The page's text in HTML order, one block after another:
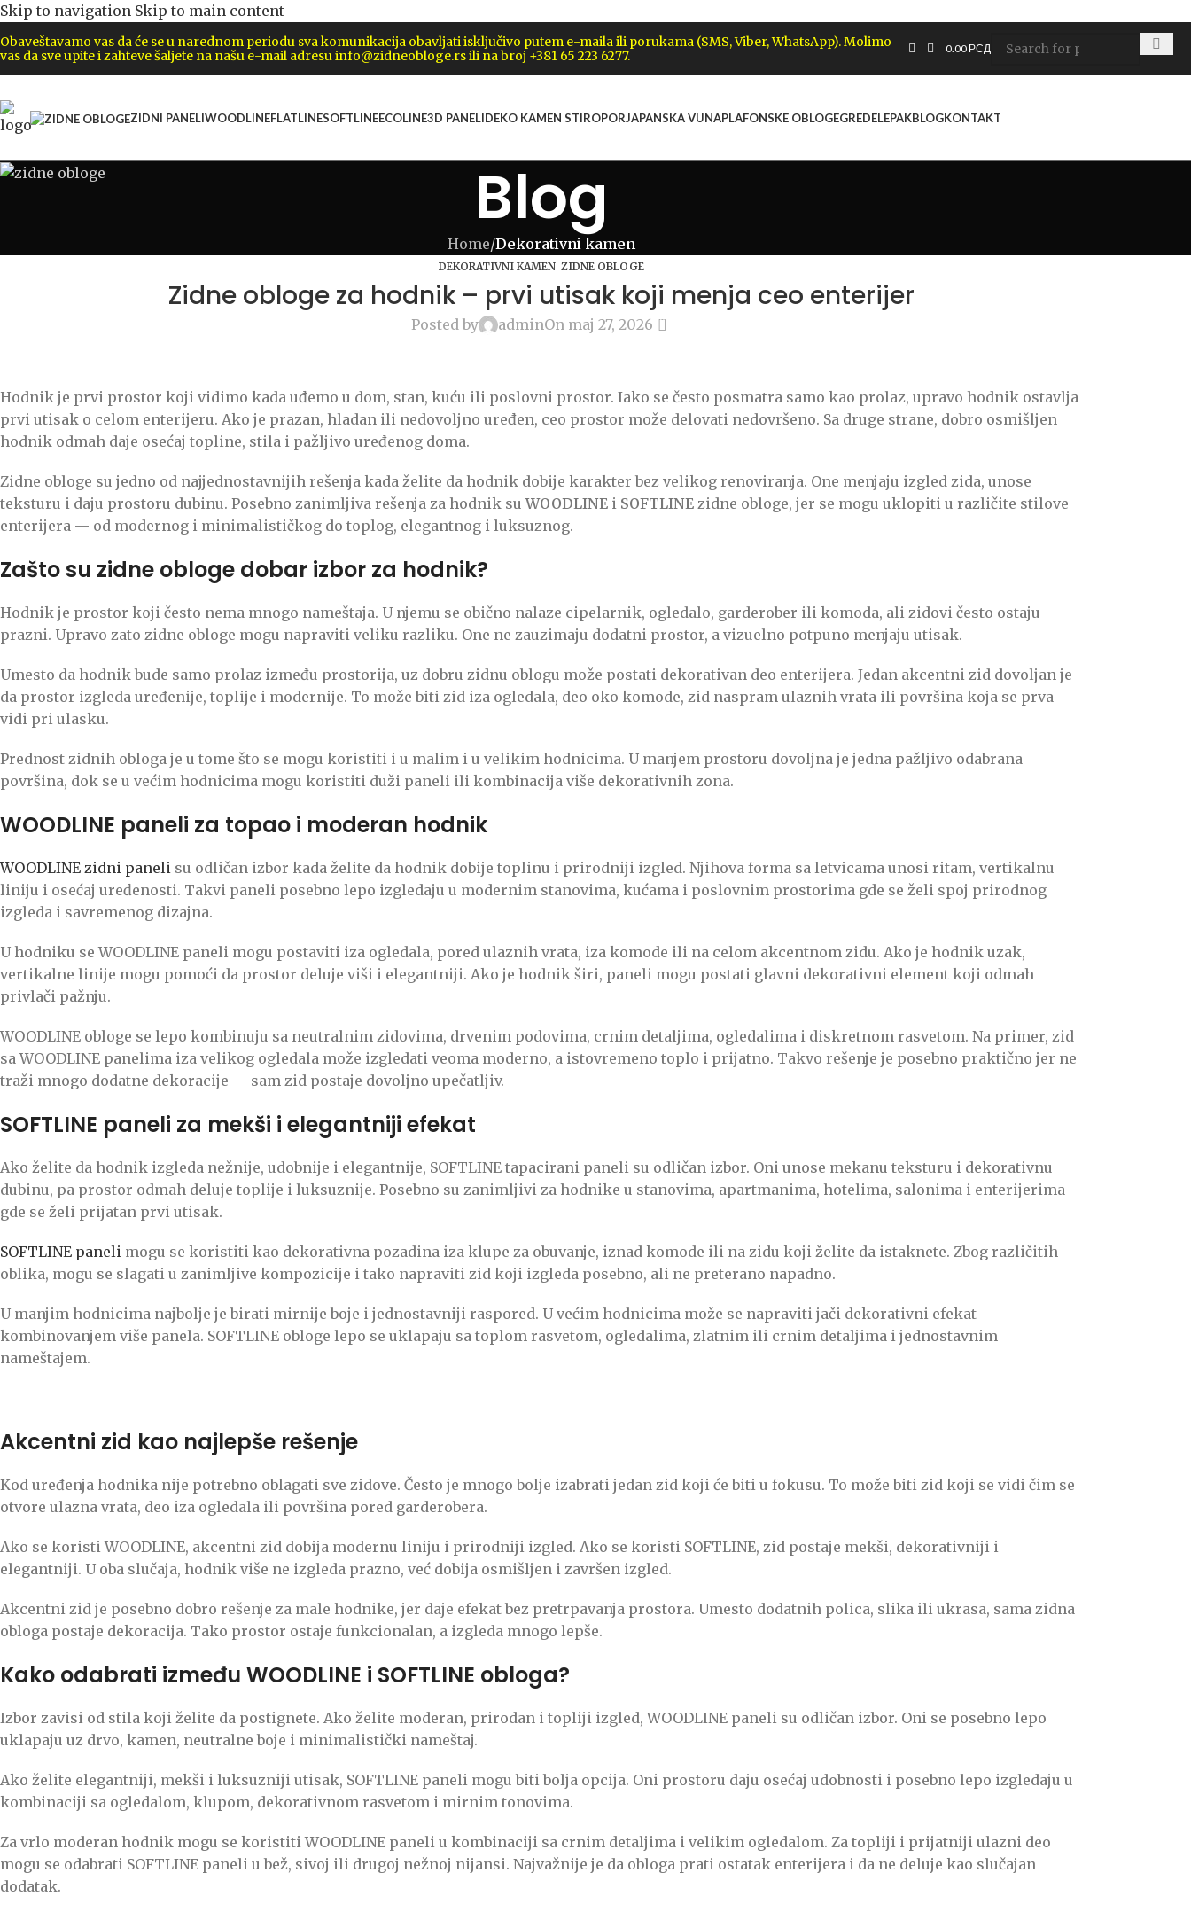
Skip to navigation Skip to main content
Obaveštavamo vas da će se u narednom periodu sva komunikacija obavljati isključivo putem e-maila ili porukama (SMS, Viber, WhatsApp). Molimo
vas da sve upite i zahteve šaljete na našu e-mail adresu info@zidneobloge.rs ili na broj +381 65 223 6277.
0.00 РСД
ZIDNI PANELIWOODLINEFLATLINESOFTLINEECOLINE3D PANELIDEKO KAMEN STIROPORJAPANSKA VUNAPLAFONSKE OBLOGEGREDELEPAKBLOGKONTAKT
Blog
Home/Dekorativni kamen
DEKORATIVNI KAMEN ZIDNE OBLOGE
Zidne obloge za hodnik – prvi utisak koji menja ceo enterijer
Posted by adminOn maj 27, 2026 0
Hodnik je prvi prostor koji vidimo kada uđemo u dom, stan, kuću ili poslovni prostor. Iako se često posmatra samo kao prolaz, upravo hodnik ostavlja
prvi utisak o celom enterijeru. Ako je prazan, hladan ili nedovoljno uređen, ceo prostor može delovati nedovršeno. Sa druge strane, dobro osmišljen
hodnik odmah daje osećaj topline, stila i pažljivo uređenog doma.
Zidne obloge su jedno od najjednostavnijih rešenja kada želite da hodnik dobije karakter bez velikog renoviranja. One menjaju izgled zida, unose
teksturu i daju prostoru dubinu. Posebno zanimljiva rešenja za hodnik suWOODLINE i SOFTLINE zidne obloge, jer se mogu uklopiti u različite stilove
enterijera — od modernog i minimalističkog do toplog, elegantnog i luksuznog.
Zašto su zidne obloge dobar izbor za hodnik?
Hodnik je prostor koji često nema mnogo nameštaja. U njemu se obično nalaze cipelarnik, ogledalo, garderober ili komoda, ali zidovi često ostaju
prazni. Upravo zato zidne obloge mogu napraviti veliku razliku. One ne zauzimaju dodatni prostor, a vizuelno potpuno menjaju utisak.
Umesto da hodnik bude samo prolaz između prostorija, uz dobru zidnu oblogu može postati dekorativan deo enterijera. Jedan akcentni zid dovoljan je
da prostor izgleda uređenije, toplije i modernije. To može biti zid iza ogledala, deo oko komode, zid naspram ulaznih vrata ili površina koja se prva
vidi pri ulasku.
Prednost zidnih obloga je u tome što se mogu koristiti i u malim i u velikim hodnicima. U manjem prostoru dovoljna je jedna pažljivo odabrana
površina, dok se u većim hodnicima mogu koristiti duži paneli ili kombinacija više dekorativnih zona.
WOODLINE paneli za topao i moderan hodnik
WOODLINE zidni paneli su odličan izbor kada želite da hodnik dobije toplinu i prirodniji izgled. Njihova forma sa letvicama unosi ritam, vertikalnu
liniju i osećaj uređenosti. Takvi paneli posebno lepo izgledaju u modernim stanovima, kućama i poslovnim prostorima gde se želi spoj prirodnog
izgleda i savremenog dizajna.
U hodniku se WOODLINE paneli mogu postaviti iza ogledala, pored ulaznih vrata, iza komode ili na celom akcentnom zidu. Ako je hodnik uzak,
vertikalne linije mogu pomoći da prostor deluje viši i elegantniji. Ako je hodnik širi, paneli mogu postati glavni dekorativni element koji odmah
privlači pažnju.
WOODLINE obloge se lepo kombinuju sa neutralnim zidovima, drvenim podovima, crnim detaljima, ogledalima i diskretnom rasvetom. Na primer, zid
sa WOODLINE panelima iza velikog ogledala može izgledati veoma moderno, a istovremeno toplo i prijatno. Takvo rešenje je posebno praktično jer ne
traži mnogo dodatne dekoracije — sam zid postaje dovoljno upečatljiv.
SOFTLINE paneli za mekši i elegantniji efekat
Ako želite da hodnik izgleda nežnije, udobnije i elegantnije, SOFTLINE tapacirani paneli su odličan izbor. Oni unose mekanu teksturu i dekorativnu
dubinu, pa prostor odmah deluje toplije i luksuznije. Posebno su zanimljivi za hodnike u stanovima, apartmanima, hotelima, salonima i enterijerima
gde se želi prijatan prvi utisak.
SOFTLINE paneli mogu se koristiti kao dekorativna pozadina iza klupe za obuvanje, iznad komode ili na zidu koji želite da istaknete. Zbog različitih
oblika, mogu se slagati u zanimljive kompozicije i tako napraviti zid koji izgleda posebno, ali ne preterano napadno.
U manjim hodnicima najbolje je birati mirnije boje i jednostavniji raspored. U većim hodnicima može se napraviti jači dekorativni efekat
kombinovanjem više panela. SOFTLINE obloge lepo se uklapaju sa toplom rasvetom, ogledalima, zlatnim ili crnim detaljima i jednostavnim
nameštajem.
Akcentni zid kao najlepše rešenje
Kod uređenja hodnika nije potrebno oblagati sve zidove. Često je mnogo bolje izabrati jedan zid koji će biti u fokusu. To može biti zid koji se vidi čim se
otvore ulazna vrata, deo iza ogledala ili površina pored garderobera.
Ako se koristi WOODLINE, akcentni zid dobija modernu liniju i prirodniji izgled. Ako se koristi SOFTLINE, zid postaje mekši, dekorativniji i
elegantniji. U oba slučaja, hodnik više ne izgleda prazno, već dobija osmišljen i završen izgled.
Akcentni zid je posebno dobro rešenje za male hodnike, jer daje efekat bez pretrpavanja prostora. Umesto dodatnih polica, slika ili ukrasa, sama zidna
obloga postaje dekoracija. Tako prostor ostaje funkcionalan, a izgleda mnogo lepše.
Kako odabrati između WOODLINE i SOFTLINE obloga?
Izbor zavisi od stila koji želite da postignete. Ako želite moderan, prirodan i topliji izgled, WOODLINE paneli su odličan izbor. Oni se posebno lepo
uklapaju uz drvo, kamen, neutralne boje i minimalistički nameštaj.
Ako želite elegantniji, mekši i luksuzniji utisak, SOFTLINE paneli mogu biti bolja opcija. Oni prostoru daju osećaj udobnosti i posebno lepo izgledaju u
kombinaciji sa ogledalom, klupom, dekorativnom rasvetom i mirnim tonovima.
Za vrlo moderan hodnik mogu se koristiti WOODLINE paneli u kombinaciji sa crnim detaljima i velikim ogledalom. Za topliji i prijatniji ulazni deo
mogu se odabrati SOFTLINE paneli u bež, sivoj ili drugoj nežnoj nijansi. Najvažnije je da obloga prati ostatak enterijera i da ne deluje kao slučajan
dodatak.